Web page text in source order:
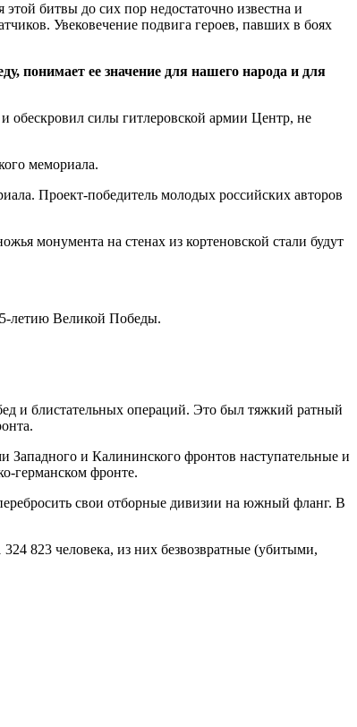
битвы до сих пор недостаточно известна и
Увековечение подвига героев, павших в боях
понимает ее значение для нашего народа и для
обескровил силы гитлеровской армии Центр, не
мемориала.
Проект-победитель молодых российских авторов
монумента на стенах из кортеновской стали будут
летию Великой Победы.
и блистательных операций. Это был тяжкий ратный
и Калининского фронтов наступательные и
германском фронте.
свои отборные дивизии на южный фланг. В
823 человека, из них безвозвратные (убитыми,